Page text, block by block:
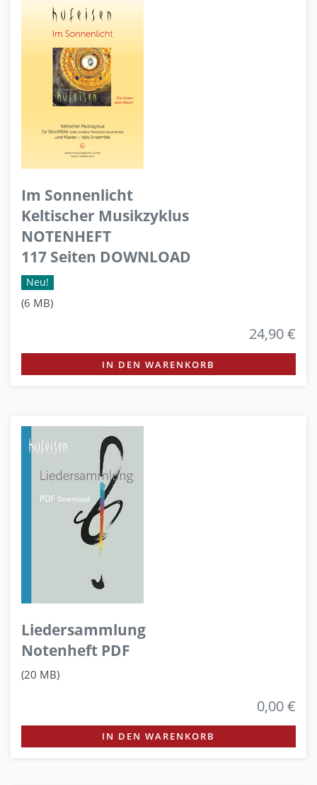
Im Sonnenlicht
Keltischer Musikzyklus
NOTENHEFT
117 Seiten DOWNLOAD
Neu!
(6 MB)
24,90 €
IN DEN WARENKORB
Liedersammlung
Notenheft PDF
(20 MB)
0,00 €
IN DEN WARENKORB